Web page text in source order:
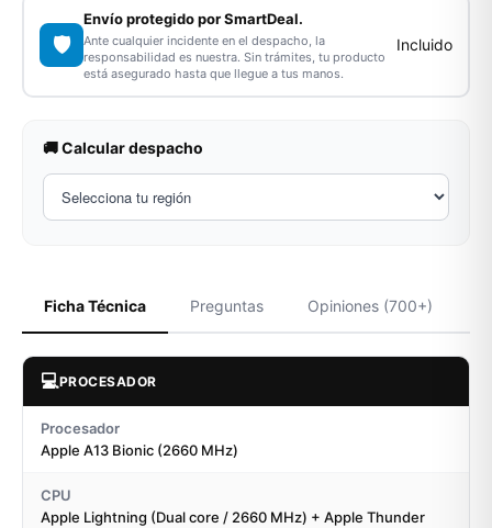
🛡️
Envío protegido por SmartDeal.
Ante cualquier incidente en el despacho, la
responsabilidad es nuestra. Sin trámites, tu producto
está asegurado hasta que llegue a tus manos.
Incluido
🚚 Calcular despacho
Ficha Técnica Preguntas Opiniones (700+)
💻PROCESADOR
Procesador
Apple A13 Bionic (2660 MHz)
CPU
Apple Lightning (Dual core / 2660 MHz) + Apple Thunder